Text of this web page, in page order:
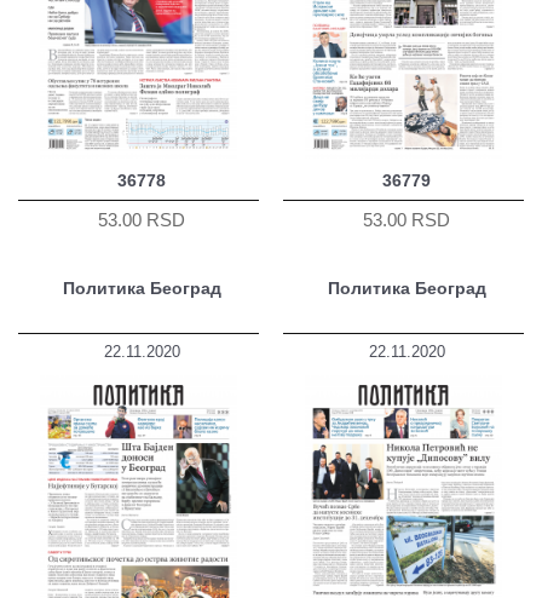
36778
53.00 RSD
36779
53.00 RSD
Политика Београд
22.11.2020
Политика Београд
22.11.2020